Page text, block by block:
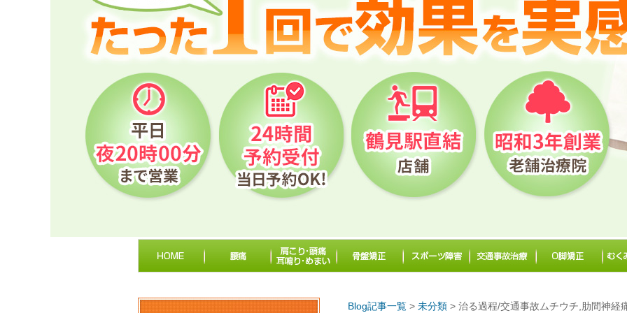
Blog記事一覧 > 未分類 > 治る過程/交通事故ムチウチ,肋間神経